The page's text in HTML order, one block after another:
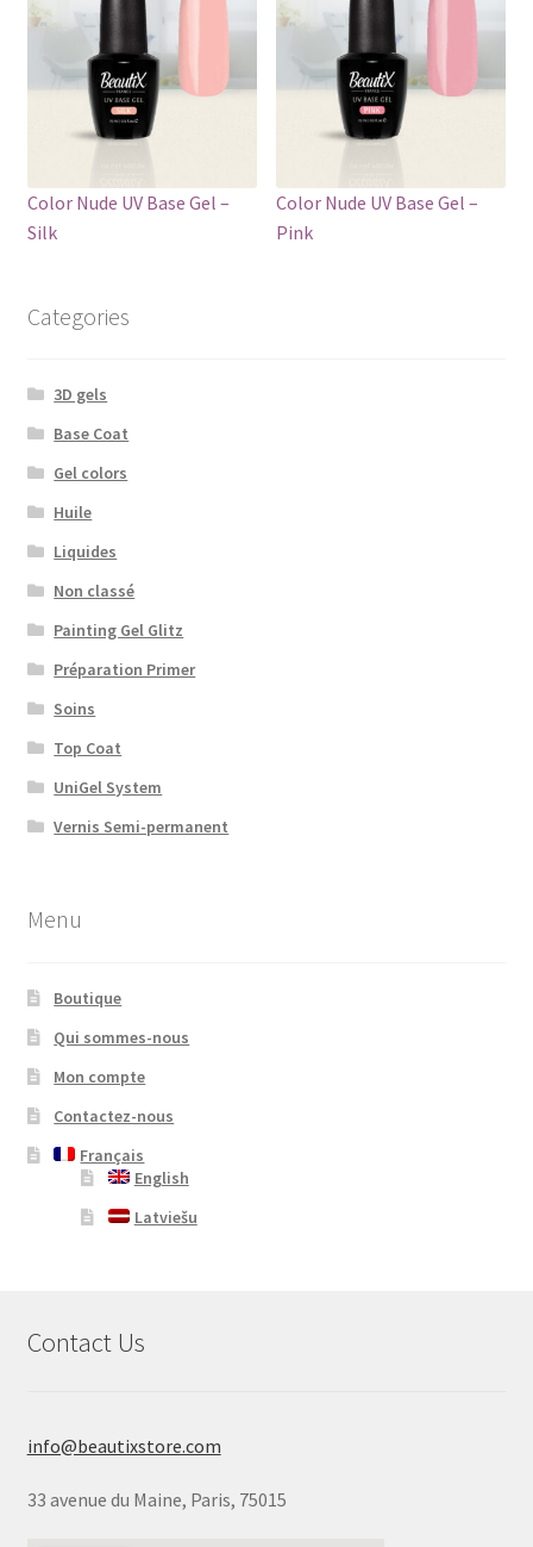
Color Nude UV Base Gel –
Silk
Color Nude UV Base Gel –
Pink
Categories
3D gels
Base Coat
Gel colors
Huile
Liquides
Non classé
Painting Gel Glitz
Préparation Primer
Soins
Top Coat
UniGel System
Vernis Semi-permanent
Menu
Boutique
Qui sommes-nous
Mon compte
Contactez-nous
Français
English
Latviešu
Contact Us
info@beautixstore.com
33 avenue du Maine, Paris, 75015